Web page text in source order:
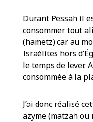
Durant Pessah il
consommer tout
(hametz) car au
Israélites hors
le temps de lever.
consommée à la
J’ai donc réalisé
azyme (matzah ou